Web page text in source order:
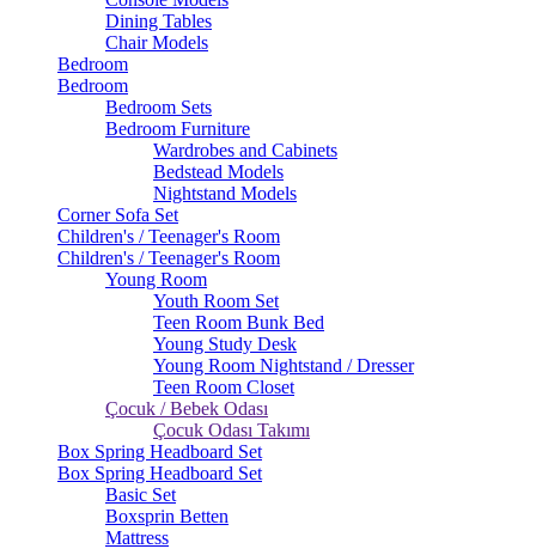
Dining Tables
Chair Models
Bedroom
Bedroom
Bedroom Sets
Bedroom Furniture
Wardrobes and Cabinets
Bedstead Models
Nightstand Models
Corner Sofa Set
Children's / Teenager's Room
Children's / Teenager's Room
Young Room
Youth Room Set
Teen Room Bunk Bed
Young Study Desk
Young Room Nightstand / Dresser
Teen Room Closet
Çocuk / Bebek Odası
Çocuk Odası Takımı
Box Spring Headboard Set
Box Spring Headboard Set
Basic Set
Boxsprin Betten
Mattress